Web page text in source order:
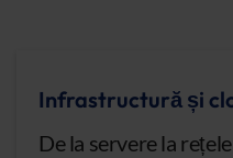
Infrastructură și
De la servere la